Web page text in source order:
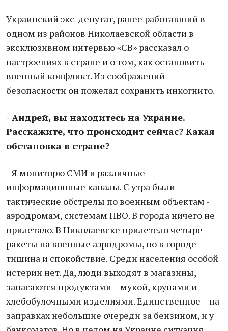
Украинский экс-депутат, ранее работавший в
одном из районов Николаевской области в
эксклюзивном интервью «СВ» рассказал о
настроениях в стране и о том, как остановить
военный конфликт. Из соображений
безопасности он пожелал сохранить инкогнито.
- Андрей, вы находитесь на Украине.
Расскажите, что происходит сейчас? Какая
обстановка в стране?
- Я мониторю СМИ и различные
информационные каналы. С утра были
тактические обстрелы по военным объектам -
аэродромам, системам ПВО. В города ничего не
прилетало. В Николаевске прилетело четыре
ракеты на военные аэродромы, но в городе
тишина и спокойствие. Среди населения особой
истерии нет. Да, люди выходят в магазины,
запасаются продуктами – мукой, крупами и
хлебобулочными изделиями. Единственное – на
заправках небольшие очереди за бензином, и у